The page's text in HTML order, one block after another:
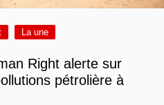
La une
Right alerte sur
pétrolière à